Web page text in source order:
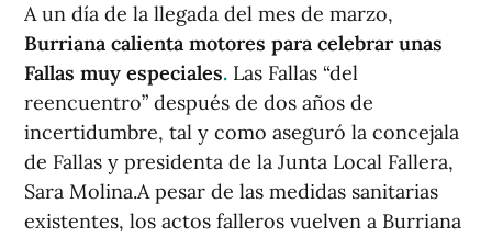
A un día de la llegada del mes de marzo,
Burriana calienta motores para celebrar unas
Fallas muy especiales. Las Fallas “del
reencuentro” después de dos años de
incertidumbre, tal y como aseguró la concejala
de Fallas y presidenta de la Junta Local Fallera,
Sara Molina.A pesar de las medidas sanitarias
existentes, los actos falleros vuelven a Burriana